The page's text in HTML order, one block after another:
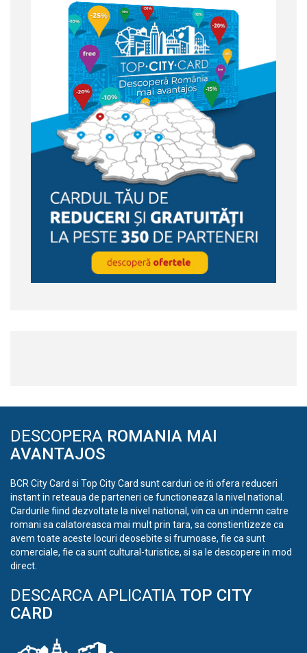
DESCOPERA ROMANIA MAI
AVANTAJOS
BCR City Card si Top City Card sunt carduri ce iti ofera reduceri
instant in reteaua de parteneri ce functioneaza la nivel national.
Cardurile fiind dezvoltate la nivel national, vin ca un indemn catre
romani sa calatoreasca mai mult prin tara, sa constientizeze ca
avem toate aceste locuri deosebite si frumoase, fie ca sunt
comerciale, fie ca sunt cultural-turistice, si sa le descopere in mod
direct.
DESCARCA APLICATIA TOP CITY
CARD